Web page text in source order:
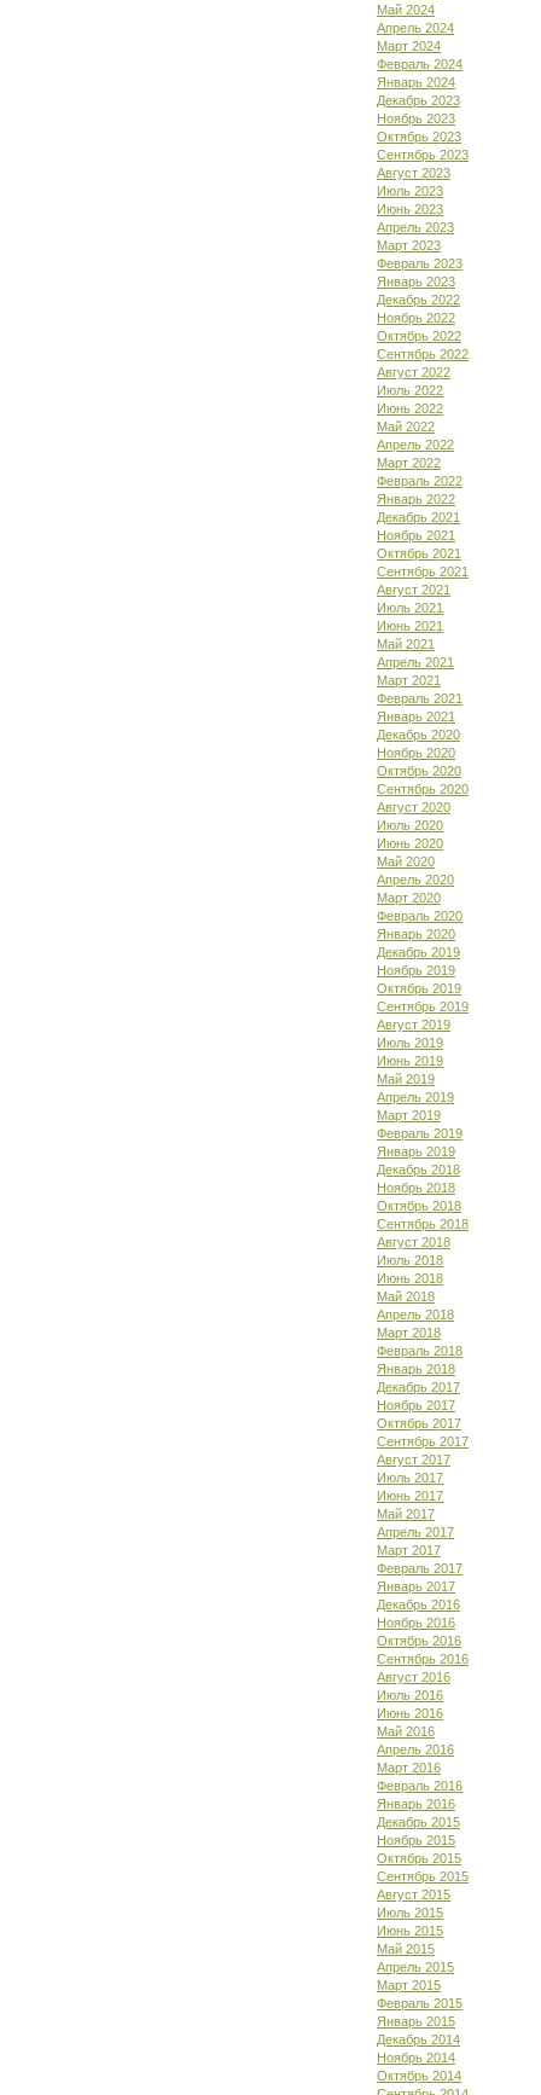
Май 2024
Апрель 2024
Март 2024
Февраль 2024
Январь 2024
Декабрь 2023
Ноябрь 2023
Октябрь 2023
Сентябрь 2023
Август 2023
Июль 2023
Июнь 2023
Апрель 2023
Март 2023
Февраль 2023
Январь 2023
Декабрь 2022
Ноябрь 2022
Октябрь 2022
Сентябрь 2022
Август 2022
Июль 2022
Июнь 2022
Май 2022
Апрель 2022
Март 2022
Февраль 2022
Январь 2022
Декабрь 2021
Ноябрь 2021
Октябрь 2021
Сентябрь 2021
Август 2021
Июль 2021
Июнь 2021
Май 2021
Апрель 2021
Март 2021
Февраль 2021
Январь 2021
Декабрь 2020
Ноябрь 2020
Октябрь 2020
Сентябрь 2020
Август 2020
Июль 2020
Июнь 2020
Май 2020
Апрель 2020
Март 2020
Февраль 2020
Январь 2020
Декабрь 2019
Ноябрь 2019
Октябрь 2019
Сентябрь 2019
Август 2019
Июль 2019
Июнь 2019
Май 2019
Апрель 2019
Март 2019
Февраль 2019
Январь 2019
Декабрь 2018
Ноябрь 2018
Октябрь 2018
Сентябрь 2018
Август 2018
Июль 2018
Июнь 2018
Май 2018
Апрель 2018
Март 2018
Февраль 2018
Январь 2018
Декабрь 2017
Ноябрь 2017
Октябрь 2017
Сентябрь 2017
Август 2017
Июль 2017
Июнь 2017
Май 2017
Апрель 2017
Март 2017
Февраль 2017
Январь 2017
Декабрь 2016
Ноябрь 2016
Октябрь 2016
Сентябрь 2016
Август 2016
Июль 2016
Июнь 2016
Май 2016
Апрель 2016
Март 2016
Февраль 2016
Январь 2016
Декабрь 2015
Ноябрь 2015
Октябрь 2015
Сентябрь 2015
Август 2015
Июль 2015
Июнь 2015
Май 2015
Апрель 2015
Март 2015
Февраль 2015
Январь 2015
Декабрь 2014
Ноябрь 2014
Октябрь 2014